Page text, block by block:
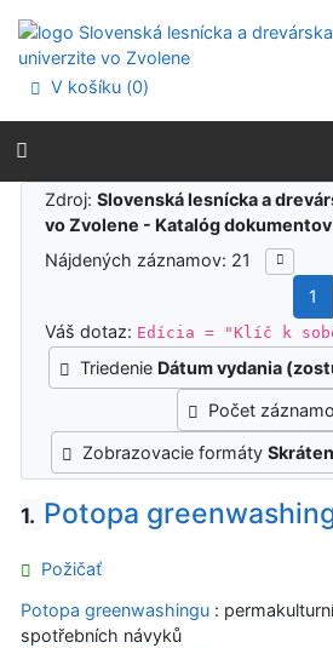
Prejsť na menu
Prehlásenie o webovej prístupnosti
V košíku (0)
Výsledky
Zdroj:Slovenská lesnícka a
vo Zvolene - Katalóg dokumentov
Nájdených záznamov: 21
1
Váš dotaz: Edícia = "Klíč k
Triedenie Dátum vydania
Počet
Zobrazovacie formáty
1. Potopa
Požičať
Potopa greenwashingu :
spotřebních návyků